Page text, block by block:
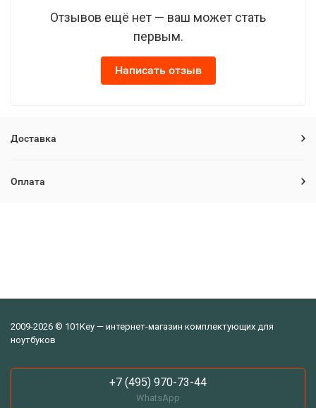
Отзывов ещё нет — ваш может стать
первым.
Написать отзыв
Доставка
Оплата
2009-2026 © 101Key — интернет-магазин комплектующих для
ноутбуков
+7 (495) 970-73-44
WhatsApp